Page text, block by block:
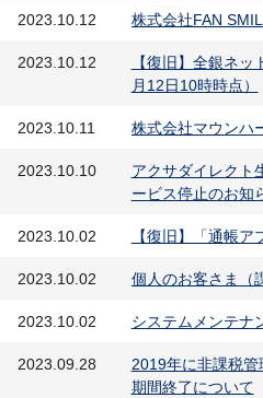
2023.10.12 株式会社FAN
2023.10.12
【復旧】全銀ネ
月12日10時時点）
2023.10.11 株式会社マウンハ
2023.10.10
アクサダイレクト
ービス停止のお知
2023.10.02 【復旧】「通帳
2023.10.02 個人のお客さま（
2023.10.02 システムメンテナ
2023.09.28
2019年に非課税
期間終了について